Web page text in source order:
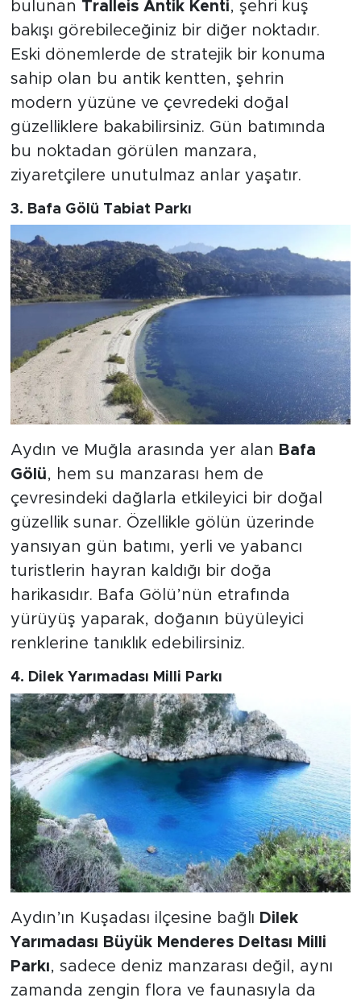
bulunan Tralleis Antik Kenti, şehri kuş
bakışı görebileceğiniz bir diğer noktadır.
Eski dönemlerde de stratejik bir konuma
sahip olan bu antik kentten, şehrin
modern yüzüne ve çevredeki doğal
güzelliklere bakabilirsiniz. Gün batımında
bu noktadan görülen manzara,
ziyaretçilere unutulmaz anlar yaşatır.
3. Bafa Gölü Tabiat Parkı
Aydın ve Muğla arasında yer alan Bafa
Gölü, hem su manzarası hem de
çevresindeki dağlarla etkileyici bir doğal
güzellik sunar. Özellikle gölün üzerinde
yansıyan gün batımı, yerli ve yabancı
turistlerin hayran kaldığı bir doğa
harikasıdır. Bafa Gölü’nün etrafında
yürüyüş yaparak, doğanın büyüleyici
renklerine tanıklık edebilirsiniz.
4. Dilek Yarımadası Milli Parkı
Aydın’ın Kuşadası ilçesine bağlı Dilek
Yarımadası Büyük Menderes Deltası Milli
Parkı, sadece deniz manzarası değil, aynı
zamanda zengin flora ve faunasıyla da